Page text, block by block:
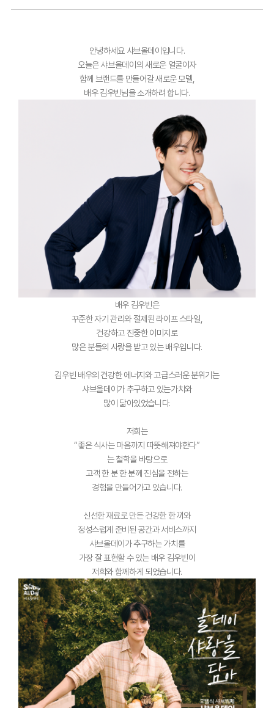
안녕하세요 샤브올데이입니다.
오늘은 샤브올데이의 새로운 얼굴이자
함께 브랜드를 만들어갈 새로운 모델,
배우 김우빈님을 소개하려 합니다.
배우 김우빈은
꾸준한 자기 관리와 절제된 라이프 스타일,
건강하고 진중한 이미지로
많은 분들의 사랑을 받고 있는 배우입니다.
김우빈 배우의 건강한 에너지와 고급스러운 분위기는
샤브올데이가 추구하고 있는가치와
많이 닮아있었습니다.
저희는
“좋은 식사는 마음까지 따뜻해져야한다”
는 철학을 바탕으로
고객 한 분 한 분께 진심을 전하는
경험을 만들어가고 있습니다.
신선한 재료로 만든 건강한 한 끼와
정성스럽게 준비된 공간과 서비스까지
샤브올데이가 추구하는 가치를
가장 잘 표현할 수 있는 배우 김우빈이
저희와 함께하게 되었습니다.